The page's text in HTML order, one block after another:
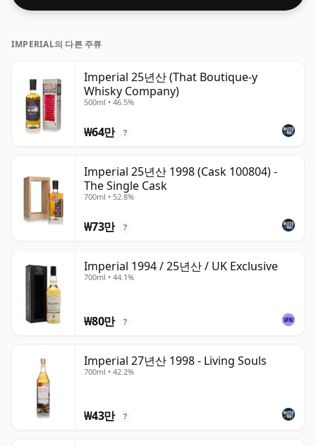
IMPERIAL의 다른 주류
Imperial 25년산 (That Boutique-y
Whisky Company)
500ml • 46.5%
₩64만 ?
Imperial 25년산 1998 (Cask 100804) -
The Single Cask
700ml • 52.8%
₩73만 ?
Imperial 1994 / 25년산 / UK Exclusive
700ml • 44.1%
₩80만 ?
Imperial 27년산 1998 - Living Souls
700ml • 42.2%
₩43만 ?